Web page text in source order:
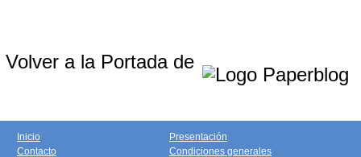
Volver a la Portada de
Inicio
Contacto
Presentación
Condiciones generales